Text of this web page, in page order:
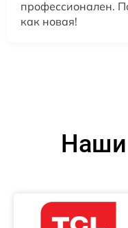
профессионален.
как новая!
Наши